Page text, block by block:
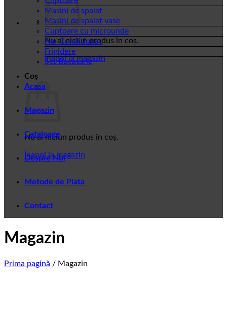
Nu ai niciun produs în coș.
Înapoi la magazin
Coș
Nu ai niciun produs în coș.
Înapoi la magazin
Masini de spalat
Masini de spalat vase
Cuptoare cu microunde
Aer Conditionat
Frigidere
Set Bucatarie
Acasa
Magazin
Cataloage
Despre Noi
Metode de Plata
Contact
Magazin
Prima pagină / Magazin